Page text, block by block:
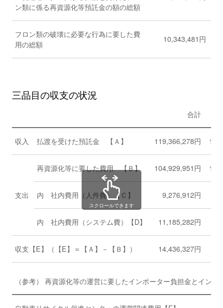
ン類に係る再資源化等預託金の額の総額
フロン類の破壊に必要な行為に要した費
用の総額
10,343,481円
三品目の収支の状況
合計
収入 払渡を受けた預託金 【Ａ】 119,366,278円
支出
再資源化等に要した費用 【Ｂ】 104,929,951円
内 社内費用（人件費）【Ｃ】 9,276,912円
内 社内費用（システム費）【D】 11,185,282円
収支【E】（【E】＝【Ａ】－【Ｂ】） 14,436,327円
スクロールできます
（参考） 再資源化等の運営に要したインポーター負担金とイン